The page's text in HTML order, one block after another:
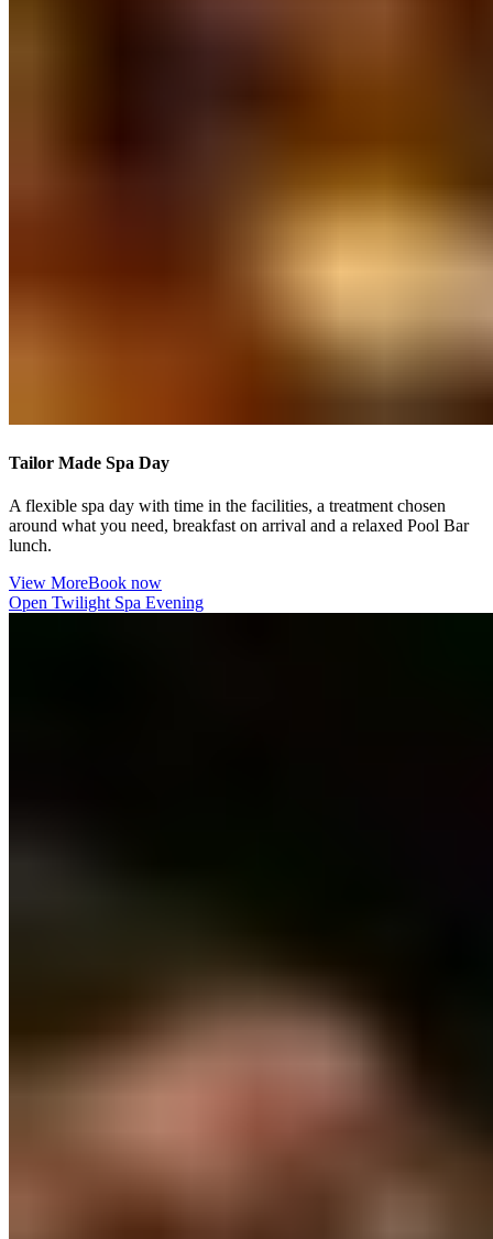
Tailor Made Spa Day​​​​‌ ‍ ​‍​‍‌‍ ‌ ​‍‌‍‍‌‌‍‌ ‌‍‍‌‌‍ ‍​‍​‍​ ‍‍​‍​‍‌ ​ ‌‍​‌‌‍ ‍‌‍‍‌‌ ‌​‌ ‍‌​‍ ‍‌‍‍‌‌‍ ​‍​‍​‍ ​​‍​‍‌‍‍​‌ ​‍‌‍‌‌‌‍‌‍​‍​‍​ ‍‍​‍​‍‌‍‍​‌ ‌​‌ ‌​‌ ​​‌ ​ ​ ‍‍​‍ ​‍ ‌‍ ​​‍ ‌‌‍​‌‌‍ ‍‌‍‌​​‍ ‌‌ ​‍​‍ ‌‌‍‍​‌‍ ‌ ‌​‌‍‌‌‌‍ ​‌ ​ ​‍ ‌‌ ​ ‌ ‌​‌ ‌‌‌‍‌​‌‍‍‌‌‍ ​‍ ‍‌ ‌‍‌‍‌‌‌ ​‍‌‍​ ‌‍‌‌‌‍ ​​‍ ‍‌‍​‌‌ ​​‌ ​​​‍ ‌‍‍‌‌‍ ‍‌ ‌​‌‍‌‌‌‍ ‍‌ ‌​​‍ ‌‍‌‌‌‍‌​‌‍‍‌‌ ‌​​‍ ‌‍ ‌‌‍ ‌‍‌​‌‍‌‌​ ‌‌ ​​‌ ​‍‌‍‌‌‌ ​ ‌‍‌‌‌‍ ‍‌ ‌​‌‍​‌‌ ‌​‌‍‍‌‌‍ ‌‍ ‍​ ‍ ‌‍‍‌‌‍‌​​ ‌​ ​‌‌‍‌‍​ ‌‌‌‍​ ​ ​ ​ ‍​‌‍​‌‌‍​‌​‍ ‌​ ‍​​ ‍​​ ‌​​ ‍​​‍ ‌​ ‌​​ ​‍‌‍‌‌‌‍‌‍​‍ ‌​ ‍‌​ ‍​​ ​​‌‍‌‌​‍ ‌​ ‌ ‌‍‌​​ ‌​‌‍‌‌‌‍​ ‌‍‌​​ ‍‌​ ‍​​ ​ ‌‍​ ‌‍​‌‌‍‌‌​ ‍ ‌ ‌​‌ ‍‌‌ ​​‌‍‌‌​ ‌‌‍‍​‌‍ ‌ ‌​‌‍‌‌‌‍ ​‌‌​ ‌‍‍‌‌ ‌​‌‍‌‌‌‌​​‌‍​‌‌‍‌ ‌‍‌‌​ ‍ ‌ ​​‌‍​‌‌ ‌​‌‍‍​​ ‌‌ ​​‌‍​‌‌‍‌ ‌‍‌‌‌​​‍‌ ‌‌‌‍‍‌‌‍ ​‌‍‌​‌‍‌‌‌ ​‍​‍‌‌​ ‌‌‌​​‍‌‌ ‌‍‍ ‌‍‌‌‌ ‍‌​‍‌‌​ ​ ‌​‌​​‍‌‌​ ​ ‌​‌​​‍‌‌​ ​‍​ ​‍​ ​‌‌‍​ ​ ​​‌‍‌‌‌‍‌​‌‍‌​‌‍‌‌​ ​‍‌‍​ ​ ‌‌​ ‍‌‌‍​‍​‍‌‌​ ​‍​ ​‍​‍‌‌​ ‌‌‌​‌​​‍ ‍‌‍​ ‌‍ ‌‍ ‍‌ ‌​‌‍‌‌‌‍ ‍‌ ‌​​‍‌‌​ ‌‌‌​​‍‌‌ ‌‍‍ ‌‍‌‌‌ ‍‌​‍‌‌​ ​ ‌​‌​​‍‌‌​ ​ ‌​‌​​‍‌‌​ ​‍​ ​‍​ ‌‌​ ​ ​ ​​​ ​​​ ‌ ​ ​‍​ ​ ​ ‌‍‌‍​ ‌‍‌​‌‍​‍​ ​‌​‍‌‌​ ​‍​ ​‍​‍‌‌​ ‌‌‌​‌​​‍ ‍‌ ‌​‌‍‍‌‌ ‌​‌‍ ​‌‍‌‌​ ‌‍​‍‌‍​‌‌ ​ ‌‍‌‌‌‌‌‌‌ ​‍‌‍ ​​ ‌‌‍‍​‌ ‌​‌ ‌​‌ ​​‌ ​ ​‍‌‌​ ​ ‌​​‌​‍‌‌​ ​‍‌​‌‍​‍‌‌​ ​‍‌​‌‍‌‍ ​​‍ ‌‌‍​‌‌‍ ‍‌‍‌​​‍ ‌‌ ​‍​‍ ‌‌‍‍​‌‍ ‌ ‌​‌‍‌‌‌‍ ​‌ ​ ​‍ ‌‌ ​ ‌ ‌​‌ ‌‌‌‍‌​‌‍‍‌‌‍ ​‍ ‍‌ ‌‍‌‍‌‌‌ ​‍‌‍​ ‌‍‌‌‌‍ ​​‍ ‍‌‍​‌‌ ​​‌ ​​​‍‌‍‌‍‍‌‌‍‌​​ ‌​ ​‌‌‍‌‍​ ‌‌‌‍​ ​ ​ ​ ‍​‌‍​‌‌‍​‌​‍ ‌​ ‍​​ ‍​​ ‌​​ ‍​​‍ ‌​ ‌​​ ​‍‌‍‌‌‌‍‌‍​‍ ‌​ ‍‌​ ‍​​ ​​‌‍‌‌​‍ ‌​ ‌ ‌‍‌​​ ‌​‌‍‌‌‌‍​ ‌‍‌​​ ‍‌​ ‍​​ ​ ‌‍​ ‌‍​‌‌‍‌‌​‍‌‍‌ ‌​‌ ‍‌‌ ​​‌‍‌‌​ ‌‌‍‍​‌‍ ‌ ‌​‌‍‌‌‌‍ ​‌‌​ ‌‍‍‌‌ ‌​‌‍‌‌‌‌​​‌‍​‌‌‍‌ ‌‍‌‌​‍‌‍‌ ​​‌‍​‌‌ ‌​‌‍‍​​ ‌‌ ​​‌‍​‌‌‍‌ ‌‍‌‌‌​​‍‌ ‌‌‌‍‍‌‌‍ ​‌‍‌​‌‍‌‌‌ ​‍​‍‌‌​ ‌‌‌​​‍‌‌ ‌‍‍ ‌‍‌‌‌ ‍‌​‍‌‌​ ​ ‌​‌​​‍‌‌​ ​ ‌​‌​​‍‌‌​ ​‍​ ​‍​ ​‌‌‍​ ​ ​​‌‍‌‌‌‍‌​‌‍‌​‌‍‌‌​ ​‍‌‍​ ​ ‌‌​ ‍‌‌‍​‍​‍‌‌​ ​‍​ ​‍​‍‌‌​ ‌‌‌​‌​​‍ ‍‌‍​ ‌‍ ‌‍ ‍‌ ‌​‌‍‌‌‌‍ ‍‌ ‌​​‍‌‌​ ‌‌‌​​‍‌‌ ‌‍‍ ‌‍‌‌‌ ‍‌​‍‌‌​ ​ ‌​‌​​‍‌‌​ ​ ‌​‌​​‍‌‌​ ​‍​ ​‍​ ‌‌​ ​ ​ ​​​ ​​​ ‌ ​ ​‍​ ​ ​ ‌‍‌‍​ ‌‍‌​‌‍​‍​ ​‌​‍‌‌​ ​‍​ ​‍​‍‌‌​ ‌‌‌​‌​​‍ ‍‌ ‌​‌‍‍‌‌ ‌​‌‍ ​‌‍‌‌​‍‌‍‌ ​​‌‍‌‌‌ ​‍‌ ​ ‌ ​​‌‍‌‌‌‍​ ‌ ‌​‌‍‍‌‌ ‌‍‌‍‌‌​ ‌‌ ​​‌ ‌‌‌‍​‍‌‍ ​‌‍‍‌‌ ​ ‌‍‍​‌‍‌‌‌‍‌​​‍​‍‌ ‌
A flexible spa day with time in the facilities, a treatment chosen
around what you need, breakfast on arrival and a relaxed Pool Bar
lunch. ​​​​‌ ‍ ​‍​‍‌‍ ‌ ​‍‌‍‍‌‌‍‌ ‌‍‍‌‌‍ ‍​‍​‍​ ‍‍​‍​‍‌ ​ ‌‍​‌‌‍ ‍‌‍‍‌‌ ‌​‌ ‍‌​‍ ‍‌‍‍‌‌‍ ​‍​‍​‍ ​​‍​‍‌‍‍​‌ ​‍‌‍‌‌‌‍‌‍​‍​‍​ ‍‍​‍​‍‌‍‍​‌ ‌​‌ ‌​‌ ​​‌ ​ ​ ‍‍​‍ ​‍ ‌‍ ​​‍ ‌‌‍​‌‌‍ ‍‌‍‌​​‍ ‌‌ ​‍​‍ ‌‌‍‍​‌‍ ‌ ‌​‌‍‌‌‌‍ ​‌ ​ ​‍ ‌‌ ​ ‌ ‌​‌ ‌‌‌‍‌​‌‍‍‌‌‍ ​‍ ‍‌ ‌‍‌‍‌‌‌ ​‍‌‍​ ‌‍‌‌‌‍ ​​‍ ‍‌‍​‌‌ ​​‌ ​​​‍ ‌‍‍‌‌‍ ‍‌ ‌​‌‍‌‌‌‍ ‍‌ ‌​​‍ ‌‍‌‌‌‍‌​‌‍‍‌‌ ‌​​‍ ‌‍ ‌‌‍ ‌‍‌​‌‍‌‌​ ‌‌ ​​‌ ​‍‌‍‌‌‌ ​ ‌‍‌‌‌‍ ‍‌ ‌​‌‍​‌‌ ‌​‌‍‍‌‌‍ ‌‍ ‍​ ‍ ‌‍‍‌‌‍‌​​ ‌​ ​‌‌‍‌‍​ ‌‌‌‍​ ​ ​ ​ ‍​‌‍​‌‌‍​‌​‍ ‌​ ‍​​ ‍​​ ‌​​ ‍​​‍ ‌​ ‌​​ ​‍‌‍‌‌‌‍‌‍​‍ ‌​ ‍‌​ ‍​​ ​​‌‍‌‌​‍ ‌​ ‌ ‌‍‌​​ ‌​‌‍‌‌‌‍​ ‌‍‌​​ ‍‌​ ‍​​ ​ ‌‍​ ‌‍​‌‌‍‌‌​ ‍ ‌ ‌​‌ ‍‌‌ ​​‌‍‌‌​ ‌‌‍‍​‌‍ ‌ ‌​‌‍‌‌‌‍ ​‌‌​ ‌‍‍‌‌ ‌​‌‍‌‌‌‌​​‌‍​‌‌‍‌ ‌‍‌‌​ ‍ ‌ ​​‌‍​‌‌ ‌​‌‍‍​​ ‌‌ ​​‌‍​‌‌‍‌ ‌‍‌‌‌​​‍‌ ‌‌‌‍‍‌‌‍ ​‌‍‌​‌‍‌‌‌ ​‍​‍‌‌​ ‌‌‌​​‍‌‌ ‌‍‍ ‌‍‌‌‌ ‍‌​‍‌‌​ ​ ‌​‌​​‍‌‌​ ​ ‌​‌​​‍‌‌​ ​‍​ ​‍​ ​‌‌‍​ ​ ​​‌‍‌‌‌‍‌​‌‍‌​‌‍‌‌​ ​‍‌‍​ ​ ‌‌​ ‍‌‌‍​‍​‍‌‌​ ​‍​ ​‍​‍‌‌​ ‌‌‌​‌​​‍ ‍‌‍​ ‌‍ ‌‍ ‍‌ ‌​‌‍‌‌‌‍ ‍‌ ‌​​‍‌‌​ ‌‌‌​​‍‌‌ ‌‍‍ ‌‍‌‌‌ ‍‌​‍‌‌​ ​ ‌​‌​​‍‌‌​ ​ ‌​‌​​‍‌‌​ ​‍​ ​‍​ ‌‌​ ​ ​ ​​​ ​​​ ‌ ​ ​‍​ ​ ​ ‌‍‌‍​ ‌‍‌​‌‍​‍​ ​‌​‍‌‌​ ​‍​ ​‍​‍‌‌​ ‌‌‌​‌​​‍ ‍‌‍‌‌‌ ‍​‌‍​ ‌‍‌‌‌ ​‍‌ ​​‌ ‌​​ ‌‍​‍‌‍​‌‌ ​ ‌‍‌‌‌‌‌‌‌ ​‍‌‍ ​​ ‌‌‍‍​‌ ‌​‌ ‌​‌ ​​‌ ​ ​‍‌‌​ ​ ‌​​‌​‍‌‌​ ​‍‌​‌‍​‍‌‌​ ​‍‌​‌‍‌‍ ​​‍ ‌‌‍​‌‌‍ ‍‌‍‌​​‍ ‌‌ ​‍​‍ ‌‌‍‍​‌‍ ‌ ‌​‌‍‌‌‌‍ ​‌ ​ ​‍ ‌‌ ​ ‌ ‌​‌ ‌‌‌‍‌​‌‍‍‌‌‍ ​‍ ‍‌ ‌‍‌‍‌‌‌ ​‍‌‍​ ‌‍‌‌‌‍ ​​‍ ‍‌‍​‌‌ ​​‌ ​​​‍‌‍‌‍‍‌‌‍‌​​ ‌​ ​‌‌‍‌‍​ ‌‌‌‍​ ​ ​ ​ ‍​‌‍​‌‌‍​‌​‍ ‌​ ‍​​ ‍​​ ‌​​ ‍​​‍ ‌​ ‌​​ ​‍‌‍‌‌‌‍‌‍​‍ ‌​ ‍‌​ ‍​​ ​​‌‍‌‌​‍ ‌​ ‌ ‌‍‌​​ ‌​‌‍‌‌‌‍​ ‌‍‌​​ ‍‌​ ‍​​ ​ ‌‍​ ‌‍​‌‌‍‌‌​‍‌‍‌ ‌​‌ ‍‌‌ ​​‌‍‌‌​ ‌‌‍‍​‌‍ ‌ ‌​‌‍‌‌‌‍ ​‌‌​ ‌‍‍‌‌ ‌​‌‍‌‌‌‌​​‌‍​‌‌‍‌ ‌‍‌‌​‍‌‍‌ ​​‌‍​‌‌ ‌​‌‍‍​​ ‌‌ ​​‌‍​‌‌‍‌ ‌‍‌‌‌​​‍‌ ‌‌‌‍‍‌‌‍ ​‌‍‌​‌‍‌‌‌ ​‍​‍‌‌​ ‌‌‌​​‍‌‌ ‌‍‍ ‌‍‌‌‌ ‍‌​‍‌‌​ ​ ‌​‌​​‍‌‌​ ​ ‌​‌​​‍‌‌​ ​‍​ ​‍​ ​‌‌‍​ ​ ​​‌‍‌‌‌‍‌​‌‍‌​‌‍‌‌​ ​‍‌‍​ ​ ‌‌​ ‍‌‌‍​‍​‍‌‌​ ​‍​ ​‍​‍‌‌​ ‌‌‌​‌​​‍ ‍‌‍​ ‌‍ ‌‍ ‍‌ ‌​‌‍‌‌‌‍ ‍‌ ‌​​‍‌‌​ ‌‌‌​​‍‌‌ ‌‍‍ ‌‍‌‌‌ ‍‌​‍‌‌​ ​ ‌​‌​​‍‌‌​ ​ ‌​‌​​‍‌‌​ ​‍​ ​‍​ ‌‌​ ​ ​ ​​​ ​​​ ‌ ​ ​‍​ ​ ​ ‌‍‌‍​ ‌‍‌​‌‍​‍​ ​‌​‍‌‌​ ​‍​ ​‍​‍‌‌​ ‌‌‌​‌​​‍ ‍‌‍‌‌‌ ‍​‌‍​ ‌‍‌‌‌ ​‍‌ ​​‌ ‌​​‍‌‍‌ ​​‌‍‌‌‌ ​‍‌ ​ ‌ ​​‌‍‌‌‌‍​ ‌ ‌​‌‍‍‌‌ ‌‍‌‍‌‌​ ‌‌ ​​‌ ‌‌‌‍​‍‌‍ ​‌‍‍‌‌ ​ ‌‍‍​‌‍‌‌‌‍‌​​‍​‍‌ ‌
View More​​​​‌ ‍ ​‍​‍‌‍ ‌ ​‍‌‍‍‌‌‍‌ ‌‍‍‌‌‍ ‍​‍​‍​ ‍‍​‍​‍‌ ​ ‌‍​‌‌‍ ‍‌‍‍‌‌ ‌​‌ ‍‌​‍ ‍‌‍‍‌‌‍ ​‍​‍​‍ ​​‍​‍‌‍‍​‌ ​‍‌‍‌‌‌‍‌‍​‍​‍​ ‍‍​‍​‍‌‍‍​‌ ‌​‌ ‌​‌ ​​‌ ​ ​ ‍‍​‍ ​‍ ‌‍ ​​‍ ‌‌‍​‌‌‍ ‍‌‍‌​​‍ ‌‌ ​‍​‍ ‌‌‍‍​‌‍ ‌ ‌​‌‍‌‌‌‍ ​‌ ​ ​‍ ‌‌ ​ ‌ ‌​‌ ‌‌‌‍‌​‌‍‍‌‌‍ ​‍ ‍‌ ‌‍‌‍‌‌‌ ​‍‌‍​ ‌‍‌‌‌‍ ​​‍ ‍‌‍​‌‌ ​​‌ ​​​‍ ‌‍‍‌‌‍ ‍‌ ‌​‌‍‌‌‌‍ ‍‌ ‌​​‍ ‌‍‌‌‌‍‌​‌‍‍‌‌ ‌​​‍ ‌‍ ‌‌‍ ‌‍‌​‌‍‌‌​ ‌‌ ​​‌ ​‍‌‍‌‌‌ ​ ‌‍‌‌‌‍ ‍‌ ‌​‌‍​‌‌ ‌​‌‍‍‌‌‍ ‌‍ ‍​ ‍ ‌‍‍‌‌‍‌​​ ‌​ ​‌‌‍‌‍​ ‌‌‌‍​ ​ ​ ​ ‍​‌‍​‌‌‍​‌​‍ ‌​ ‍​​ ‍​​ ‌​​ ‍​​‍ ‌​ ‌​​ ​‍‌‍‌‌‌‍‌‍​‍ ‌​ ‍‌​ ‍​​ ​​‌‍‌‌​‍ ‌​ ‌ ‌‍‌​​ ‌​‌‍‌‌‌‍​ ‌‍‌​​ ‍‌​ ‍​​ ​ ‌‍​ ‌‍​‌‌‍‌‌​ ‍ ‌ ‌​‌ ‍‌‌ ​​‌‍‌‌​ ‌‌‍‍​‌‍ ‌ ‌​‌‍‌‌‌‍ ​‌‌​ ‌‍‍‌‌ ‌​‌‍‌‌‌‌​​‌‍​‌‌‍‌ ‌‍‌‌​ ‍ ‌ ​​‌‍​‌‌ ‌​‌‍‍​​ ‌‌ ​​‌‍​‌‌‍‌ ‌‍‌‌‌​​‍‌ ‌‌‌‍‍‌‌‍ ​‌‍‌​‌‍‌‌‌ ​‍​‍‌‌​ ‌‌‌​​‍‌‌ ‌‍‍ ‌‍‌‌‌ ‍‌​‍‌‌​ ​ ‌​‌​​‍‌‌​ ​ ‌​‌​​‍‌‌​ ​‍​ ​‍​ ​‌‌‍​ ​ ​​‌‍‌‌‌‍‌​‌‍‌​‌‍‌‌​ ​‍‌‍​ ​ ‌‌​ ‍‌‌‍​‍​‍‌‌​ ​‍​ ​‍​‍‌‌​ ‌‌‌​‌​​‍ ‍‌‍​ ‌‍ ‌‍ ‍‌ ‌​‌‍‌‌‌‍ ‍‌ ‌​​‍‌‌​ ‌‌‌​​‍‌‌ ‌‍‍ ‌‍‌‌‌ ‍‌​‍‌‌​ ​ ‌​‌​​‍‌‌​ ​ ‌​‌​​‍‌‌​ ​‍​ ​‍​ ‌‌​ ​ ​ ​​​ ​​​ ‌ ​ ​‍​ ​ ​ ‌‍‌‍​ ‌‍‌​‌‍​‍​ ​‌​‍‌‌​ ​‍​ ​‍​‍‌‌​ ‌‌‌​‌​​‍ ‍‌ ​​‌ ​‍‌‍‍‌‌‍ ‌‌‍​‌‌ ​‍‌ ‍‌‌​​ ‌ ‌​‌‍​‌​‍ ‍‌‍ ​‌‍​‌‌‍​‍‌‍‌‌‌‍ ​​ ‌‍​‍‌‍​‌‌ ​ ‌‍‌‌‌‌‌‌‌ ​‍‌‍ ​​ ‌‌‍‍​‌ ‌​‌ ‌​‌ ​​‌ ​ ​‍‌‌​ ​ ‌​​‌​‍‌‌​ ​‍‌​‌‍​‍‌‌​ ​‍‌​‌‍‌‍ ​​‍ ‌‌‍​‌‌‍ ‍‌‍‌​​‍ ‌‌ ​‍​‍ ‌‌‍‍​‌‍ ‌ ‌​‌‍‌‌‌‍ ​‌ ​ ​‍ ‌‌ ​ ‌ ‌​‌ ‌‌‌‍‌​‌‍‍‌‌‍ ​‍ ‍‌ ‌‍‌‍‌‌‌ ​‍‌‍​ ‌‍‌‌‌‍ ​​‍ ‍‌‍​‌‌ ​​‌ ​​​‍‌‍‌‍‍‌‌‍‌​​ ‌​ ​‌‌‍‌‍​ ‌‌‌‍​ ​ ​ ​ ‍​‌‍​‌‌‍​‌​‍ ‌​ ‍​​ ‍​​ ‌​​ ‍​​‍ ‌​ ‌​​ ​‍‌‍‌‌‌‍‌‍​‍ ‌​ ‍‌​ ‍​​ ​​‌‍‌‌​‍ ‌​ ‌ ‌‍‌​​ ‌​‌‍‌‌‌‍​ ‌‍‌​​ ‍‌​ ‍​​ ​ ‌‍​ ‌‍​‌‌‍‌‌​‍‌‍‌ ‌​‌ ‍‌‌ ​​‌‍‌‌​ ‌‌‍‍​‌‍ ‌ ‌​‌‍‌‌‌‍ ​‌‌​ ‌‍‍‌‌ ‌​‌‍‌‌‌‌​​‌‍​‌‌‍‌ ‌‍‌‌​‍‌‍‌ ​​‌‍​‌‌ ‌​‌‍‍​​ ‌‌ ​​‌‍​‌‌‍‌ ‌‍‌‌‌​​‍‌ ‌‌‌‍‍‌‌‍ ​‌‍‌​‌‍‌‌‌ ​‍​‍‌‌​ ‌‌‌​​‍‌‌ ‌‍‍ ‌‍‌‌‌ ‍‌​‍‌‌​ ​ ‌​‌​​‍‌‌​ ​ ‌​‌​​‍‌‌​ ​‍​ ​‍​ ​‌‌‍​ ​ ​​‌‍‌‌‌‍‌​‌‍‌​‌‍‌‌​ ​‍‌‍​ ​ ‌‌​ ‍‌‌‍​‍​‍‌‌​ ​‍​ ​‍​‍‌‌​ ‌‌‌​‌​​‍ ‍‌‍​ ‌‍ ‌‍ ‍‌ ‌​‌‍‌‌‌‍ ‍‌ ‌​​‍‌‌​ ‌‌‌​​‍‌‌ ‌‍‍ ‌‍‌‌‌ ‍‌​‍‌‌​ ​ ‌​‌​​‍‌‌​ ​ ‌​‌​​‍‌‌​ ​‍​ ​‍​ ‌‌​ ​ ​ ​​​ ​​​ ‌ ​ ​‍​ ​ ​ ‌‍‌‍​ ‌‍‌​‌‍​‍​ ​‌​‍‌‌​ ​‍​ ​‍​‍‌‌​ ‌‌‌​‌​​‍ ‍‌ ​​‌ ​‍‌‍‍‌‌‍ ‌‌‍​‌‌ ​‍‌ ‍‌‌​​ ‌ ‌​‌‍​‌​‍ ‍‌‍ ​‌‍​‌‌‍​‍‌‍‌‌‌‍ ​​‍‌‍‌ ​​‌‍‌‌‌ ​‍‌ ​ ‌ ​​‌‍‌‌‌‍​ ‌ ‌​‌‍‍‌‌ ‌‍‌‍‌‌​ ‌‌ ​​‌ ‌‌‌‍​‍‌‍ ​‌‍‍‌‌ ​ ‌‍‍​‌‍‌‌‌‍‌​​‍​‍‌ ‌Book now​​​​‌ ‍ ​‍​‍‌‍ ‌ ​‍‌‍‍‌‌‍‌ ‌‍‍‌‌‍ ‍​‍​‍​ ‍‍​‍​‍‌ ​ ‌‍​‌‌‍ ‍‌‍‍‌‌ ‌​‌ ‍‌​‍ ‍‌‍‍‌‌‍ ​‍​‍​‍ ​​‍​‍‌‍‍​‌ ​‍‌‍‌‌‌‍‌‍​‍​‍​ ‍‍​‍​‍‌‍‍​‌ ‌​‌ ‌​‌ ​​‌ ​ ​ ‍‍​‍ ​‍ ‌‍ ​​‍ ‌‌‍​‌‌‍ ‍‌‍‌​​‍ ‌‌ ​‍​‍ ‌‌‍‍​‌‍ ‌ ‌​‌‍‌‌‌‍ ​‌ ​ ​‍ ‌‌ ​ ‌ ‌​‌ ‌‌‌‍‌​‌‍‍‌‌‍ ​‍ ‍‌ ‌‍‌‍‌‌‌ ​‍‌‍​ ‌‍‌‌‌‍ ​​‍ ‍‌‍​‌‌ ​​‌ ​​​‍ ‌‍‍‌‌‍ ‍‌ ‌​‌‍‌‌‌‍ ‍‌ ‌​​‍ ‌‍‌‌‌‍‌​‌‍‍‌‌ ‌​​‍ ‌‍ ‌‌‍ ‌‍‌​‌‍‌‌​ ‌‌ ​​‌ ​‍‌‍‌‌‌ ​ ‌‍‌‌‌‍ ‍‌ ‌​‌‍​‌‌ ‌​‌‍‍‌‌‍ ‌‍ ‍​ ‍ ‌‍‍‌‌‍‌​​ ‌​ ​‌‌‍‌‍​ ‌‌‌‍​ ​ ​ ​ ‍​‌‍​‌‌‍​‌​‍ ‌​ ‍​​ ‍​​ ‌​​ ‍​​‍ ‌​ ‌​​ ​‍‌‍‌‌‌‍‌‍​‍ ‌​ ‍‌​ ‍​​ ​​‌‍‌‌​‍ ‌​ ‌ ‌‍‌​​ ‌​‌‍‌‌‌‍​ ‌‍‌​​ ‍‌​ ‍​​ ​ ‌‍​ ‌‍​‌‌‍‌‌​ ‍ ‌ ‌​‌ ‍‌‌ ​​‌‍‌‌​ ‌‌‍‍​‌‍ ‌ ‌​‌‍‌‌‌‍ ​‌‌​ ‌‍‍‌‌ ‌​‌‍‌‌‌‌​​‌‍​‌‌‍‌ ‌‍‌‌​ ‍ ‌ ​​‌‍​‌‌ ‌​‌‍‍​​ ‌‌ ​​‌‍​‌‌‍‌ ‌‍‌‌‌​​‍‌ ‌‌‌‍‍‌‌‍ ​‌‍‌​‌‍‌‌‌ ​‍​‍‌‌​ ‌‌‌​​‍‌‌ ‌‍‍ ‌‍‌‌‌ ‍‌​‍‌‌​ ​ ‌​‌​​‍‌‌​ ​ ‌​‌​​‍‌‌​ ​‍​ ​‍​ ​‌‌‍​ ​ ​​‌‍‌‌‌‍‌​‌‍‌​‌‍‌‌​ ​‍‌‍​ ​ ‌‌​ ‍‌‌‍​‍​‍‌‌​ ​‍​ ​‍​‍‌‌​ ‌‌‌​‌​​‍ ‍‌‍​ ‌‍ ‌‍ ‍‌ ‌​‌‍‌‌‌‍ ‍‌ ‌​​‍‌‌​ ‌‌‌​​‍‌‌ ‌‍‍ ‌‍‌‌‌ ‍‌​‍‌‌​ ​ ‌​‌​​‍‌‌​ ​ ‌​‌​​‍‌‌​ ​‍​ ​‍​ ‌‌​ ​ ​ ​​​ ​​​ ‌ ​ ​‍​ ​ ​ ‌‍‌‍​ ‌‍‌​‌‍​‍​ ​‌​‍‌‌​ ​‍​ ​‍​‍‌‌​ ‌‌‌​‌​​‍ ‍‌ ​ ‌‍‌‌‌‍​ ‌‍ ‌‍ ‍‌‍‌​‌‍​‌‌ ​‍‌ ‍‌‌​​ ‌ ‌​‌‍​‌​‍ ‍‌‍ ​‌‍​‌‌‍​‍‌‍‌‌‌‍ ​​ ‌‍​‍‌‍​‌‌ ​ ‌‍‌‌‌‌‌‌‌ ​‍‌‍ ​​ ‌‌‍‍​‌ ‌​‌ ‌​‌ ​​‌ ​ ​‍‌‌​ ​ ‌​​‌​‍‌‌​ ​‍‌​‌‍​‍‌‌​ ​‍‌​‌‍‌‍ ​​‍ ‌‌‍​‌‌‍ ‍‌‍‌​​‍ ‌‌ ​‍​‍ ‌‌‍‍​‌‍ ‌ ‌​‌‍‌‌‌‍ ​‌ ​ ​‍ ‌‌ ​ ‌ ‌​‌ ‌‌‌‍‌​‌‍‍‌‌‍ ​‍ ‍‌ ‌‍‌‍‌‌‌ ​‍‌‍​ ‌‍‌‌‌‍ ​​‍ ‍‌‍​‌‌ ​​‌ ​​​‍‌‍‌‍‍‌‌‍‌​​ ‌​ ​‌‌‍‌‍​ ‌‌‌‍​ ​ ​ ​ ‍​‌‍​‌‌‍​‌​‍ ‌​ ‍​​ ‍​​ ‌​​ ‍​​‍ ‌​ ‌​​ ​‍‌‍‌‌‌‍‌‍​‍ ‌​ ‍‌​ ‍​​ ​​‌‍‌‌​‍ ‌​ ‌ ‌‍‌​​ ‌​‌‍‌‌‌‍​ ‌‍‌​​ ‍‌​ ‍​​ ​ ‌‍​ ‌‍​‌‌‍‌‌​‍‌‍‌ ‌​‌ ‍‌‌ ​​‌‍‌‌​ ‌‌‍‍​‌‍ ‌ ‌​‌‍‌‌‌‍ ​‌‌​ ‌‍‍‌‌ ‌​‌‍‌‌‌‌​​‌‍​‌‌‍‌ ‌‍‌‌​‍‌‍‌ ​​‌‍​‌‌ ‌​‌‍‍​​ ‌‌ ​​‌‍​‌‌‍‌ ‌‍‌‌‌​​‍‌ ‌‌‌‍‍‌‌‍ ​‌‍‌​‌‍‌‌‌ ​‍​‍‌‌​ ‌‌‌​​‍‌‌ ‌‍‍ ‌‍‌‌‌ ‍‌​‍‌‌​ ​ ‌​‌​​‍‌‌​ ​ ‌​‌​​‍‌‌​ ​‍​ ​‍​ ​‌‌‍​ ​ ​​‌‍‌‌‌‍‌​‌‍‌​‌‍‌‌​ ​‍‌‍​ ​ ‌‌​ ‍‌‌‍​‍​‍‌‌​ ​‍​ ​‍​‍‌‌​ ‌‌‌​‌​​‍ ‍‌‍​ ‌‍ ‌‍ ‍‌ ‌​‌‍‌‌‌‍ ‍‌ ‌​​‍‌‌​ ‌‌‌​​‍‌‌ ‌‍‍ ‌‍‌‌‌ ‍‌​‍‌‌​ ​ ‌​‌​​‍‌‌​ ​ ‌​‌​​‍‌‌​ ​‍​ ​‍​ ‌‌​ ​ ​ ​​​ ​​​ ‌ ​ ​‍​ ​ ​ ‌‍‌‍​ ‌‍‌​‌‍​‍​ ​‌​‍‌‌​ ​‍​ ​‍​‍‌‌​ ‌‌‌​‌​​‍ ‍‌ ​ ‌‍‌‌‌‍​ ‌‍ ‌‍ ‍‌‍‌​‌‍​‌‌ ​‍‌ ‍‌‌​​ ‌ ‌​‌‍​‌​‍ ‍‌‍ ​‌‍​‌‌‍​‍‌‍‌‌‌‍ ​​‍‌‍‌ ​​‌‍‌‌‌ ​‍‌ ​ ‌ ​​‌‍‌‌‌‍​ ‌ ‌​‌‍‍‌‌ ‌‍‌‍‌‌​ ‌‌ ​​‌ ‌‌‌‍​‍‌‍ ​‌‍‍‌‌ ​ ‌‍‍​‌‍‌‌‌‍‌​​‍​‍‌ ‌
Open Twilight Spa Evening​​​​‌ ‍ ​‍​‍‌‍ ‌ ​‍‌‍‍‌‌‍‌ ‌‍‍‌‌‍ ‍​‍​‍​ ‍‍​‍​‍‌ ​ ‌‍​‌‌‍ ‍‌‍‍‌‌ ‌​‌ ‍‌​‍ ‍‌‍‍‌‌‍ ​‍​‍​‍ ​​‍​‍‌‍‍​‌ ​‍‌‍‌‌‌‍‌‍​‍​‍​ ‍‍​‍​‍‌‍‍​‌ ‌​‌ ‌​‌ ​​‌ ​ ​ ‍‍​‍ ​‍ ‌‍ ​​‍ ‌‌‍​‌‌‍ ‍‌‍‌​​‍ ‌‌ ​‍​‍ ‌‌‍‍​‌‍ ‌ ‌​‌‍‌‌‌‍ ​‌ ​ ​‍ ‌‌ ​ ‌ ‌​‌ ‌‌‌‍‌​‌‍‍‌‌‍ ​‍ ‍‌ ‌‍‌‍‌‌‌ ​‍‌‍​ ‌‍‌‌‌‍ ​​‍ ‍‌‍​‌‌ ​​‌ ​​​‍ ‌‍‍‌‌‍ ‍‌ ‌​‌‍‌‌‌‍ ‍‌ ‌​​‍ ‌‍‌‌‌‍‌​‌‍‍‌‌ ‌​​‍ ‌‍ ‌‌‍ ‌‍‌​‌‍‌‌​ ‌‌ ​​‌ ​‍‌‍‌‌‌ ​ ‌‍‌‌‌‍ ‍‌ ‌​‌‍​‌‌ ‌​‌‍‍‌‌‍ ‌‍ ‍​ ‍ ‌‍‍‌‌‍‌​​ ‌​ ​‌‌‍‌‍​ ‌‌‌‍​ ​ ​ ​ ‍​‌‍​‌‌‍​‌​‍ ‌​ ‍​​ ‍​​ ‌​​ ‍​​‍ ‌​ ‌​​ ​‍‌‍‌‌‌‍‌‍​‍ ‌​ ‍‌​ ‍​​ ​​‌‍‌‌​‍ ‌​ ‌ ‌‍‌​​ ‌​‌‍‌‌‌‍​ ‌‍‌​​ ‍‌​ ‍​​ ​ ‌‍​ ‌‍​‌‌‍‌‌​ ‍ ‌ ‌​‌ ‍‌‌ ​​‌‍‌‌​ ‌‌‍‍​‌‍ ‌ ‌​‌‍‌‌‌‍ ​‌‌​ ‌‍‍‌‌ ‌​‌‍‌‌‌‌​​‌‍​‌‌‍‌ ‌‍‌‌​ ‍ ‌ ​​‌‍​‌‌ ‌​‌‍‍​​ ‌‌ ​​‌‍​‌‌‍‌ ‌‍‌‌‌​​‍‌ ‌‌‌‍‍‌‌‍ ​‌‍‌​‌‍‌‌‌ ​‍​‍‌‌​ ‌‌‌​​‍‌‌ ‌‍‍ ‌‍‌‌‌ ‍‌​‍‌‌​ ​ ‌​‌​​‍‌‌​ ​ ‌​‌​​‍‌‌​ ​‍​ ​‍​ ​‌‌‍​ ​ ​​‌‍‌‌‌‍‌​‌‍‌​‌‍‌‌​ ​‍‌‍​ ​ ‌‌​ ‍‌‌‍​‍​‍‌‌​ ​‍​ ​‍​‍‌‌​ ‌‌‌​‌​​‍ ‍‌‍​ ‌‍ ‌‍ ‍‌ ‌​‌‍‌‌‌‍ ‍‌ ‌​​‍‌‌​ ‌‌‌​​‍‌‌ ‌‍‍ ‌‍‌‌‌ ‍‌​‍‌‌​ ​ ‌​‌​​‍‌‌​ ​ ‌​‌​​‍‌‌​ ​‍​ ​‍‌‍​‍​ ‍‌​ ​​​ ‍‌​ ​‍​ ‍​​ ‌‌​ ‍‌‌‍​‌​ ​‍‌‍​‌​ ​​​‍‌‌​ ​‍​ ​‍​‍‌‌​ ‌‌‌​‌​​‍ ‍‌ ‌​‌‍‍‌‌ ‌​‌‍ ​‌‍‌‌​ ‌‍​‍‌‍​‌‌ ​ ‌‍‌‌‌‌‌‌‌ ​‍‌‍ ​​ ‌‌‍‍​‌ ‌​‌ ‌​‌ ​​‌ ​ ​‍‌‌​ ​ ‌​​‌​‍‌‌​ ​‍‌​‌‍​‍‌‌​ ​‍‌​‌‍‌‍ ​​‍ ‌‌‍​‌‌‍ ‍‌‍‌​​‍ ‌‌ ​‍​‍ ‌‌‍‍​‌‍ ‌ ‌​‌‍‌‌‌‍ ​‌ ​ ​‍ ‌‌ ​ ‌ ‌​‌ ‌‌‌‍‌​‌‍‍‌‌‍ ​‍ ‍‌ ‌‍‌‍‌‌‌ ​‍‌‍​ ‌‍‌‌‌‍ ​​‍ ‍‌‍​‌‌ ​​‌ ​​​‍‌‍‌‍‍‌‌‍‌​​ ‌​ ​‌‌‍‌‍​ ‌‌‌‍​ ​ ​ ​ ‍​‌‍​‌‌‍​‌​‍ ‌​ ‍​​ ‍​​ ‌​​ ‍​​‍ ‌​ ‌​​ ​‍‌‍‌‌‌‍‌‍​‍ ‌​ ‍‌​ ‍​​ ​​‌‍‌‌​‍ ‌​ ‌ ‌‍‌​​ ‌​‌‍‌‌‌‍​ ‌‍‌​​ ‍‌​ ‍​​ ​ ‌‍​ ‌‍​‌‌‍‌‌​‍‌‍‌ ‌​‌ ‍‌‌ ​​‌‍‌‌​ ‌‌‍‍​‌‍ ‌ ‌​‌‍‌‌‌‍ ​‌‌​ ‌‍‍‌‌ ‌​‌‍‌‌‌‌​​‌‍​‌‌‍‌ ‌‍‌‌​‍‌‍‌ ​​‌‍​‌‌ ‌​‌‍‍​​ ‌‌ ​​‌‍​‌‌‍‌ ‌‍‌‌‌​​‍‌ ‌‌‌‍‍‌‌‍ ​‌‍‌​‌‍‌‌‌ ​‍​‍‌‌​ ‌‌‌​​‍‌‌ ‌‍‍ ‌‍‌‌‌ ‍‌​‍‌‌​ ​ ‌​‌​​‍‌‌​ ​ ‌​‌​​‍‌‌​ ​‍​ ​‍​ ​‌‌‍​ ​ ​​‌‍‌‌‌‍‌​‌‍‌​‌‍‌‌​ ​‍‌‍​ ​ ‌‌​ ‍‌‌‍​‍​‍‌‌​ ​‍​ ​‍​‍‌‌​ ‌‌‌​‌​​‍ ‍‌‍​ ‌‍ ‌‍ ‍‌ ‌​‌‍‌‌‌‍ ‍‌ ‌​​‍‌‌​ ‌‌‌​​‍‌‌ ‌‍‍ ‌‍‌‌‌ ‍‌​‍‌‌​ ​ ‌​‌​​‍‌‌​ ​ ‌​‌​​‍‌‌​ ​‍​ ​‍‌‍​‍​ ‍‌​ ​​​ ‍‌​ ​‍​ ‍​​ ‌‌​ ‍‌‌‍​‌​ ​‍‌‍​‌​ ​​​‍‌‌​ ​‍​ ​‍​‍‌‌​ ‌‌‌​‌​​‍ ‍‌ ‌​‌‍‍‌‌ ‌​‌‍ ​‌‍‌‌​‍‌‍‌ ​​‌‍‌‌‌ ​‍‌ ​ ‌ ​​‌‍‌‌‌‍​ ‌ ‌​‌‍‍‌‌ ‌‍‌‍‌‌​ ‌‌ ​​‌ ‌‌‌‍​‍‌‍ ​‌‍‍‌‌ ​ ‌‍‍​‌‍‌‌‌‍‌​​‍​‍‌ ‌